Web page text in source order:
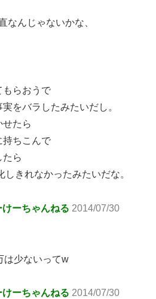
なんじゃないかな、
もらおうで
をバラしたみたいだし。
せたら
持ちこんで
たら
きれなかったみたいだな。
ーちゃんねる 2014/07/30
は少ないってw
ーちゃんねる 2014/07/30